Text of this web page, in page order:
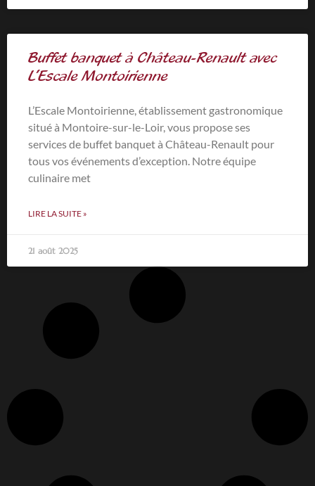
Buffet banquet à Château-Renault avec
L’Escale Montoirienne
L’Escale Montoirienne, établissement gastronomique
situé à Montoire-sur-le-Loir, vous propose ses
services de buffet banquet à Château-Renault pour
tous vos événements d’exception. Notre équipe
culinaire met
LIRE LA SUITE »
21 août 2025